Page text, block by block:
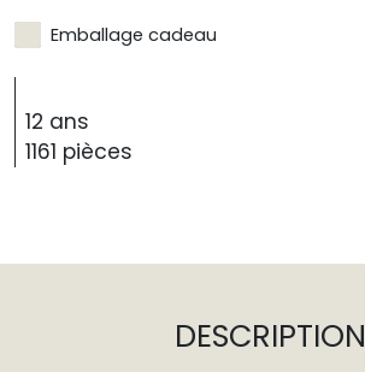
Emballage cadeau
12 ans
1161 pièces
DESCRIPTION